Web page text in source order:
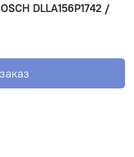
DLLA156P1742 /